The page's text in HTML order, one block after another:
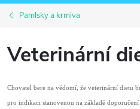
Pamlsky a krmiva
Veterinární
Chovatel bere na vědomí, že veterinární dietu
pro indikaci stanovenou na základě